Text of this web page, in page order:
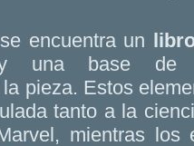
encuentra un
una base de
pieza. Estos
tanto a la
mientras los